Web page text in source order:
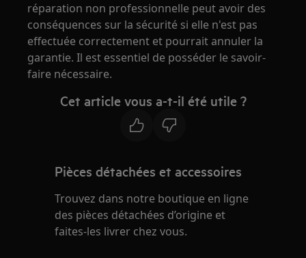
réparation non professionnelle peut avoir des
conséquences sur la sécurité si elle n'est pas
effectuée correctement et pourrait annuler la
garantie. Il est essentiel de posséder le savoir-
faire nécessaire.
Cet article vous a-t-il été utile ?
Pièces détachées et accessoires
Trouvez dans notre boutique en ligne
des pièces détachées d’origine et
faites-les livrer chez vous.